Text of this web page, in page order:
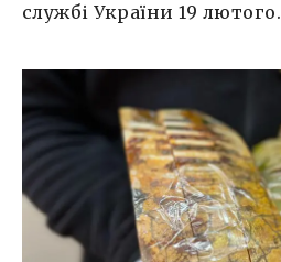
службі України 19 лютого.